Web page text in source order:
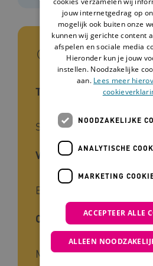
In het kort
Type tool
Stappenplan, Vragenlijst
Voor wie
Begeleiders,
Cliëntgroep
Mensen met een
jouw internetgedrag op
mogelijk ook buiten onze
kunnen wij gerichte content
afspelen en sociale media
Hieronder kun je jouw
instellen. Noodzakelijke
aan. Lees meer
NOODZAKELIJKE
ANALYTISCHE
MARKETING
ACCEPTEER ALLE
ALLEEN